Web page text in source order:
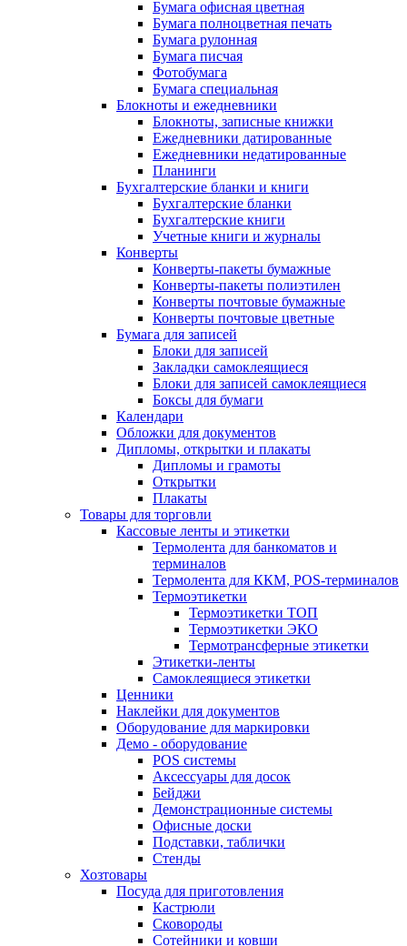
Бумага офисная цветная
Бумага полноцветная печать
Бумага рулонная
Бумага писчая
Фотобумага
Бумага специальная
Блокноты и ежедневники
Блокноты, записные книжки
Ежедневники датированные
Ежедневники недатированные
Планинги
Бухгалтерские бланки и книги
Бухгалтерские бланки
Бухгалтерские книги
Учетные книги и журналы
Конверты
Конверты-пакеты бумажные
Конверты-пакеты полиэтилен
Конверты почтовые бумажные
Конверты почтовые цветные
Бумага для записей
Блоки для записей
Закладки самоклеящиеся
Блоки для записей самоклеящиеся
Боксы для бумаги
Календари
Обложки для документов
Дипломы, открытки и плакаты
Дипломы и грамоты
Открытки
Плакаты
Товары для торговли
Кассовые ленты и этикетки
Термолента для банкоматов и
терминалов
Термолента для ККМ, POS-терминалов
Термоэтикетки
Термоэтикетки ТОП
Термоэтикетки ЭКО
Термотрансферные этикетки
Этикетки-ленты
Самоклеящиеся этикетки
Ценники
Наклейки для документов
Оборудование для маркировки
Демо - оборудование
POS системы
Аксессуары для досок
Бейджи
Демонстрационные системы
Офисные доски
Подставки, таблички
Стенды
Хозтовары
Посуда для приготовления
Кастрюли
Сковороды
Сотейники и ковши